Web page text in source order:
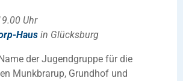
Uhr
Haus in Glücksburg
der Jugendgruppe für die
Munkbrarup, Grundhof und